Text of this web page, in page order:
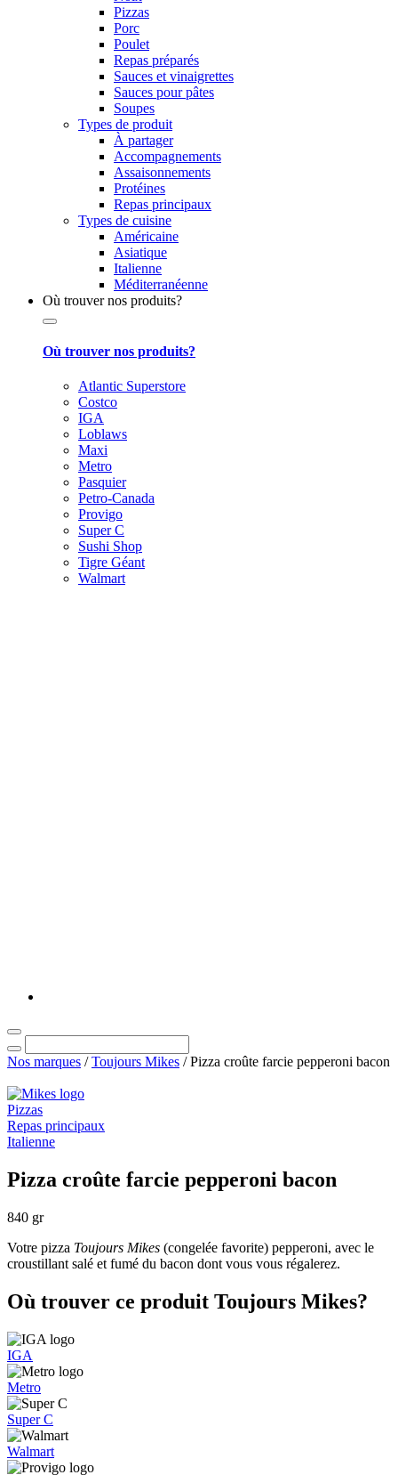
Pizzas
Porc
Poulet
Repas préparés
Sauces et vinaigrettes
Sauces pour pâtes
Soupes
Types de produit
À partager
Accompagnements
Assaisonnements
Protéines
Repas principaux
Types de cuisine
Américaine
Asiatique
Italienne
Méditerranéenne
Où trouver nos produits?
Où trouver nos produits?
Atlantic Superstore
Costco
IGA
Loblaws
Maxi
Metro
Pasquier
Petro-Canada
Provigo
Super C
Sushi Shop
Tigre Géant
Walmart
Nos marques /Toujours Mikes /Pizza croûte farcie pepperoni bacon
Pizzas
Repas principaux
Italienne
Pizza croûte farcie pepperoni bacon
840 gr
Votre pizza Toujours Mikes (congelée favorite) pepperoni, avec le
croustillant salé et fumé du bacon dont vous vous régalerez.
Où trouver ce produit Toujours Mikes?
IGA
Metro
Super C
Walmart